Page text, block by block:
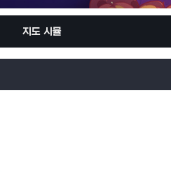
지도 시뮬